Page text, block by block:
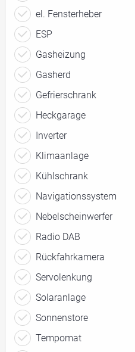
el. Fensterheber
ESP
Gasheizung
Gasherd
Gefrierschrank
Heckgarage
Inverter
Klimaanlage
Kühlschrank
Navigationssystem
Nebelscheinwerfer
Radio DAB
Rückfahrkamera
Servolenkung
Solaranlage
Sonnenstore
Tempomat